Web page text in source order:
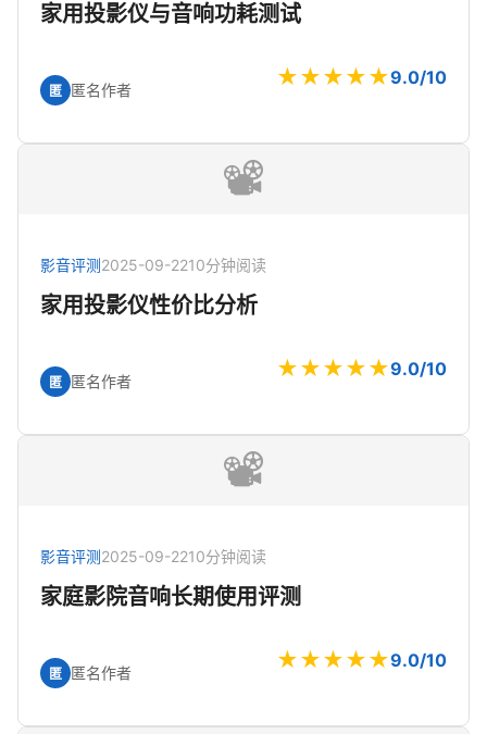
家用投影仪与音响功耗测试
匿 匿名作者 ★★★★★9.0/10
📽️
影音评测2025-09-2210分钟阅读
家用投影仪性价比分析
匿 匿名作者 ★★★★★9.0/10
📽️
影音评测2025-09-2210分钟阅读
家庭影院音响长期使用评测
匿 匿名作者 ★★★★★9.0/10